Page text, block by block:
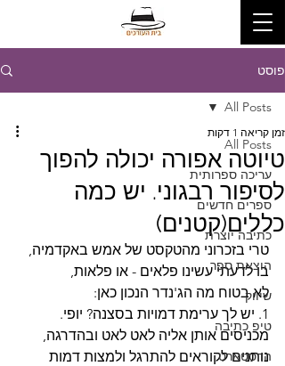
פוסט
All Posts
עריכה ספרותית
ספרים חדשים
כתיבה יוצרת
הוצאת ספר
שיווק
טיפ כתיבה
הדסטארט
All Posts
טיוטה אפורה יכולה להפוך
לסיפור רבגוני. יש כמה
כללים(קטנים)
זמן קריאה 1 דקות
טרי בזכרוני מהטקסט של אמש באקדמיה,
בו לדעתי עשינו פלאים - או פלאות,
לא בטוח מה הג'נדר הנכון כאן:
1. יש לך ערימת דמויות בסצנה? יופי.
מכניסים אותן אליה לאט לאט ובהדרגה,
נותנים לקוראים להתרגל ולמצות דמות